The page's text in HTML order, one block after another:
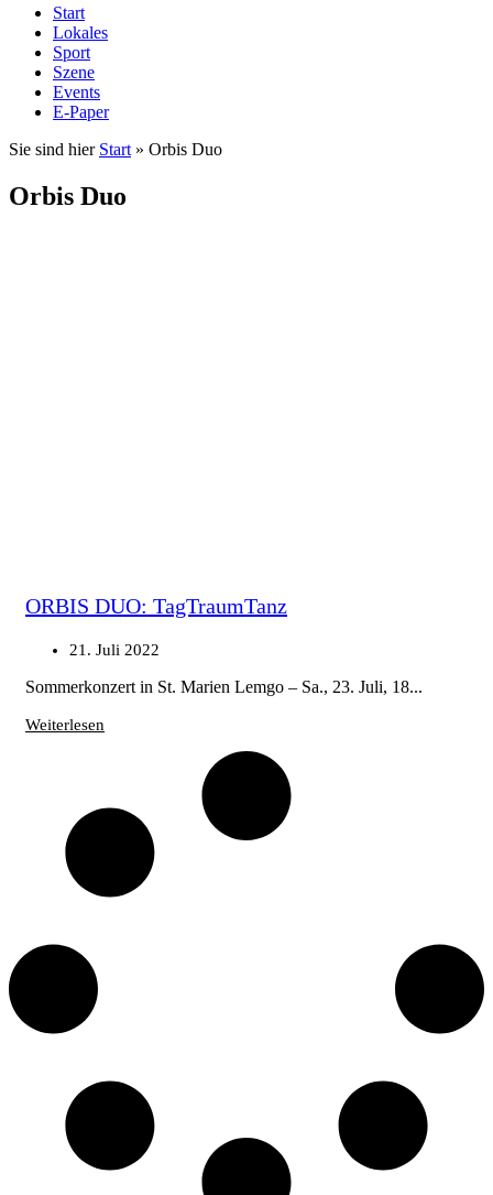
Start
Lokales
Sport
Szene
Events
E-Paper
Sie sind hier Start » Orbis Duo
Orbis Duo
ORBIS DUO: TagTraumTanz
21. Juli 2022
Sommerkonzert in St. Marien Lemgo – Sa., 23. Juli, 18...
Weiterlesen